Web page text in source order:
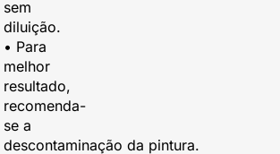
sem
diluição.
• Para
melhor
resultado,
recomenda-
se a
descontaminação da pintura.